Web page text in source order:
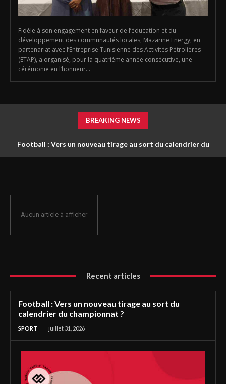
Fidèle à son engagement en faveur de l’éducation et du
développement des communautés locales, Mazarine Energy, en
partenariat avec l’Entreprise Tunisienne des Activités Pétrolières
(ETAP), a organisé, pour la quatrième année consécutive, une
cérémonie en l’honneur...
BREAKING NEWS
Football : Vers un nouveau tirage au sort du calendrier du
Aucun article à afficher
Recent articles
Football : Vers un nouveau tirage au sort du
calendrier du championnat ?
SPORT juillet 31, 2026